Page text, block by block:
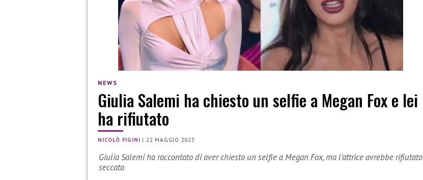
NEWS
Giulia Salemi ha chiesto un selfie a Megan Fox e lei
ha rifiutato
NICOLÒ FIGINI | 22 MAGGIO 2023
Giulia Salemi ha raccontato di aver chiesto un selfie a Megan Fox, ma l’attrice avrebbe rifiutato
seccata